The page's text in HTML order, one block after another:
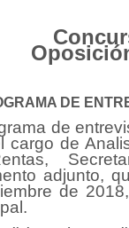
DE
de
cargo de
adjunto,
de